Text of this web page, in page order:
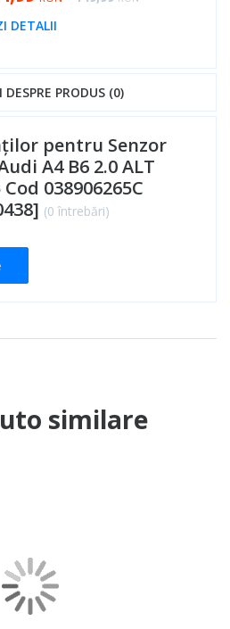
DETALII
PRODUS (0)
pentru Senzor
A4 B6 2.0 ALT
038906265C
(0 întrebări)
similare